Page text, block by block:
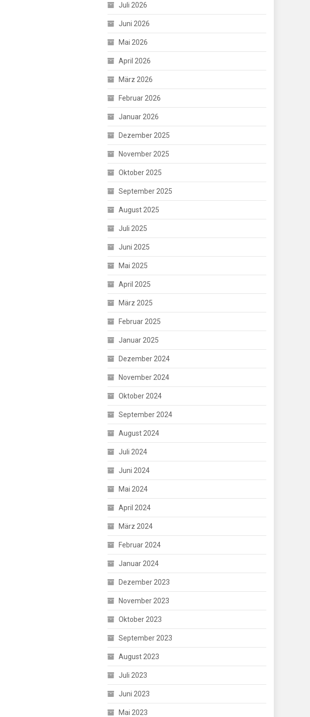
Juli 2026
Juni 2026
Mai 2026
April 2026
März 2026
Februar 2026
Januar 2026
Dezember 2025
November 2025
Oktober 2025
September 2025
August 2025
Juli 2025
Juni 2025
Mai 2025
April 2025
März 2025
Februar 2025
Januar 2025
Dezember 2024
November 2024
Oktober 2024
September 2024
August 2024
Juli 2024
Juni 2024
Mai 2024
April 2024
März 2024
Februar 2024
Januar 2024
Dezember 2023
November 2023
Oktober 2023
September 2023
August 2023
Juli 2023
Juni 2023
Mai 2023